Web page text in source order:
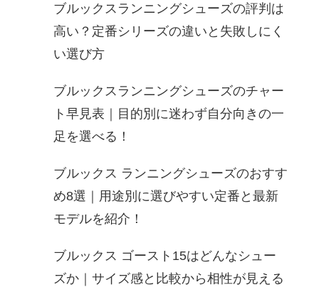
ブルックスランニングシューズの評判は
高い？定番シリーズの違いと失敗しにく
い選び方
ブルックスランニングシューズのチャー
ト早見表｜目的別に迷わず自分向きの一
足を選べる！
ブルックス ランニングシューズのおすす
め8選｜用途別に選びやすい定番と最新
モデルを紹介！
ブルックス ゴースト15はどんなシュー
ズか｜サイズ感と比較から相性が見える